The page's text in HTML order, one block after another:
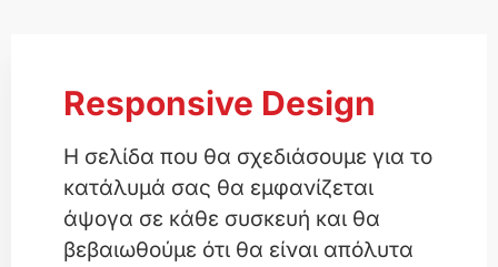
Responsive Design
Η σελίδα που θα σχεδιάσουμε για το
κατάλυμά σας θα εμφανίζεται
άψογα σε κάθε συσκευή και θα
βεβαιωθούμε ότι θα είναι απόλυτα